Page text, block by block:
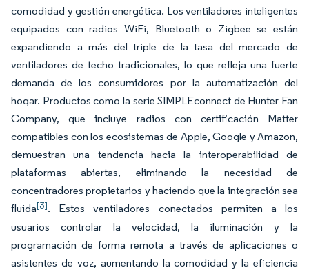
comodidad y gestión energética. Los ventiladores inteligentes
equipados con radios WiFi, Bluetooth o Zigbee se están
expandiendo a más del triple de la tasa del mercado de
ventiladores de techo tradicionales, lo que refleja una fuerte
demanda de los consumidores por la automatización del
hogar. Productos como la serie SIMPLEconnect de Hunter Fan
Company, que incluye radios con certificación Matter
compatibles con los ecosistemas de Apple, Google y Amazon,
demuestran una tendencia hacia la interoperabilidad de
plataformas abiertas, eliminando la necesidad de
concentradores propietarios y haciendo que la integración sea
fluida[3]. Estos ventiladores conectados permiten a los
usuarios controlar la velocidad, la iluminación y la
programación de forma remota a través de aplicaciones o
asistentes de voz, aumentando la comodidad y la eficiencia